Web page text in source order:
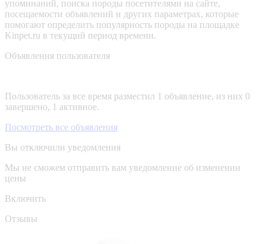
упоминаний, поиска породы посетителями на сайте,
посещаемости объявлений и других параметрах, которые
помогают определить популярность породы на площадке
Kinpet.ru в текущий период времени.
Объявления пользователя
Пользователь за все время разместил 1 объявление, из них 0
завершено, 1 активное.
Посмотреть все объявления
Вы отключили уведомления
Мы не сможем отправить вам уведомление об изменении
цены
Включить
Отзывы